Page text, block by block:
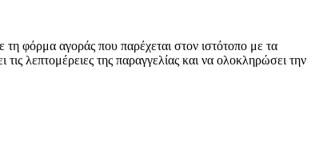
φόρμα αγοράς που παρέχεται στον ιστότοπο με τα
λεπτομέρειες της παραγγελίας και να ολοκληρώσει την